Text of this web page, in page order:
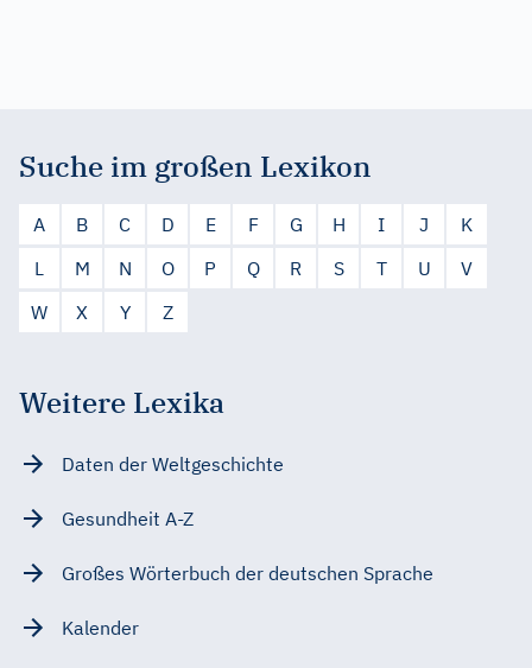
Suche im großen Lexikon
A B C D E F G H I J
K
L
M N O P Q R S T U
V
W
X Y Z
Weitere Lexika
Daten der Weltgeschichte
Gesundheit A-Z
Großes Wörterbuch der deutschen Sprache
Kalender